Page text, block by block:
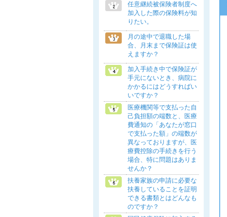
任意継続被保険者制度へ
加入した際の保険料が知
りたい。
月の途中で退職した場
合、月末まで保険証は使
えますか？
加入手続き中で保険証が
手元にないとき、病院に
かかるにはどうすればい
いですか？
医療機関等で支払った自
己負担額の端数と、医療
費通知の「あなたが窓口
で支払った額」の端数が
異なっておりますが、医
療費控除の手続きを行う
場合、特に問題はありま
せんか？
扶養家族の申請に必要な
扶養していることを証明
できる書類とはどんなも
のですか？